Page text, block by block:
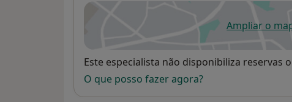
Ampliar oabre
Disponibilidade
Este especialista não disponibiliza reservas
O que posso fazer agora?